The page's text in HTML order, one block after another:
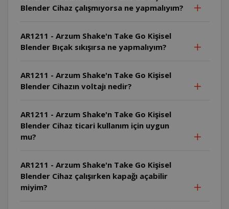
Blender Cihaz çalışmıyorsa ne yapmalıyım?
AR1211 - Arzum Shake'n Take Go Kişisel
Blender Bıçak sıkışırsa ne yapmalıyım?
AR1211 - Arzum Shake'n Take Go Kişisel
Blender Cihazın voltajı nedir?
AR1211 - Arzum Shake'n Take Go Kişisel
Blender Cihaz ticari kullanım için uygun
mu?
AR1211 - Arzum Shake'n Take Go Kişisel
Blender Cihaz çalışırken kapağı açabilir
miyim?